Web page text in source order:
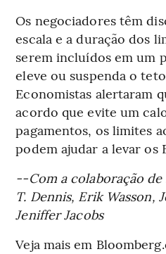
Os negociadores têm
escala e a duração dos
serem incluídos em um
eleve ou suspenda o
Economistas alertaram
acordo que evite um
pagamentos, os limites
podem ajudar a levar os
--Com a colaboração
T. Dennis, Erik Wasson,
Jeniffer Jacobs
Veja mais em